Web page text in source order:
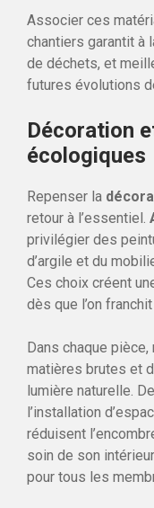
Associer ces
chantiers garantit à
de déchets, et
futures évolutions
Décoration
écologiques
Repenser la
retour à l’essentiel.
privilégier des
d’argile et du
Ces choix créent
dès que l’on
Dans chaque
matières brutes et
lumière naturelle.
l’installation
réduisent
soin de son
pour tous les